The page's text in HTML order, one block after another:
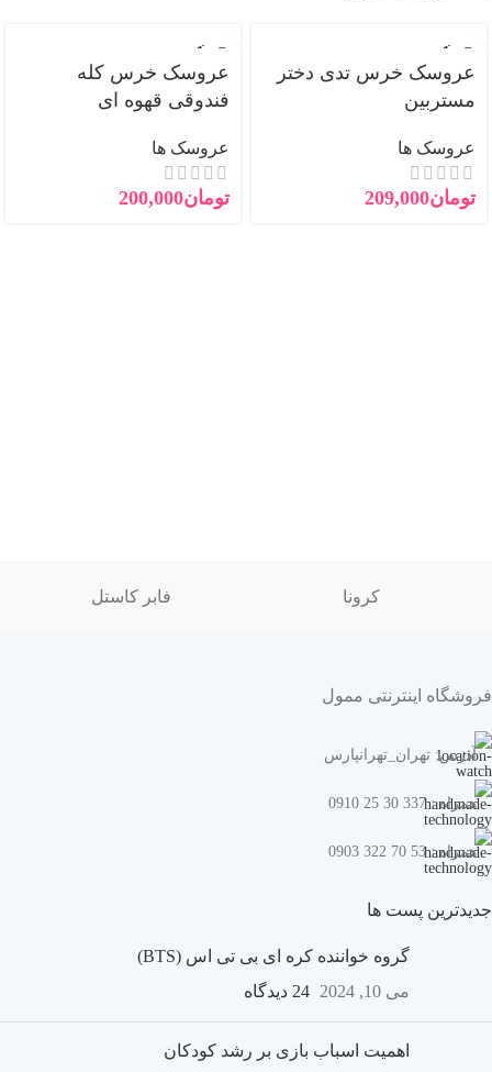
فروخته
عروسک خرس تدی دختر
مستربین
عروسک ها
تومان209,000
فروخته
جدید
عروسک خرس کله
فندوقی قهوه ای
عروسک ها
تومان200,000
کرونا فابر کاستل
فروشگاه اینترنتی ممول
آدرس: تهران_تهرانپارس
همراه : 337 30 25 0910
همراه : 53 70 322 0903
جدیدترین پست ها
گروه خواننده کره ای بی تی اس (BTS)
می 10, 2024
24 دیدگاه
اهمیت اسباب بازی بر رشد کودکان